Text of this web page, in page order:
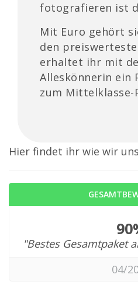
fotografieren ist
Mit Euro gehört
den
erhaltet ihr mit
Alleskönnerin ein
zum Mittelklasse-
Hier findet ihr wie wir
"Bestes Gesamtpaket
04/